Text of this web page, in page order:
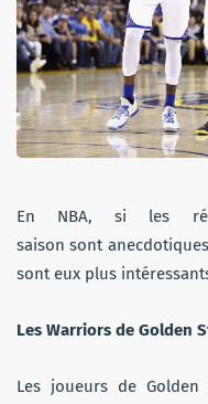
En NBA, si les
saison sont
sont eux plus
Les Warriors de Golden
Les joueurs de